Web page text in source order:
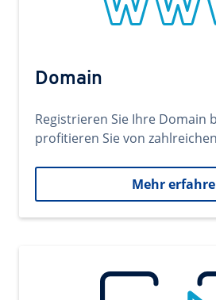
Domain
Registrieren Sie Ihre Domain
profitieren Sie von
Mehr